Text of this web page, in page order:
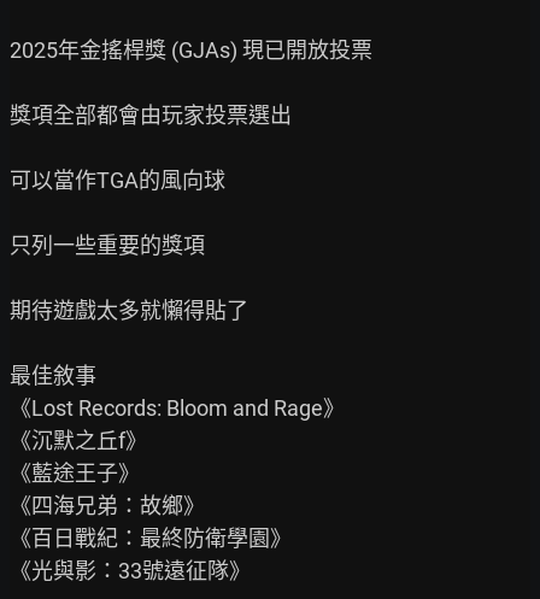
2025年金搖桿獎 (GJAs) 現已開放投票
獎項全部都會由玩家投票選出
可以當作TGA的風向球
只列一些重要的獎項
期待遊戲太多就懶得貼了
最佳敘事
《Lost Records: Bloom and Rage》
《沉默之丘f》
《藍途王子》
《四海兄弟：故鄉》
《百日戰紀：最終防衛學園》
《光與影：33號遠征隊》